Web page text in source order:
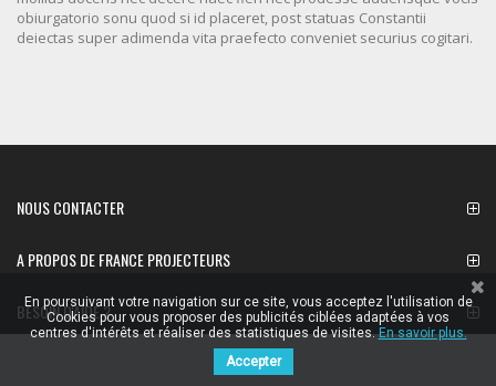
obiurgatorio sonu quod si id placeret, post statuas Constantii
deiectas super adimenda vita praefecto conveniet securius cogitari.
NOUS CONTACTER
A PROPOS DE FRANCE PROJECTEURS
BESOIN D'AIDE ?
En poursuivant votre navigation sur ce site, vous acceptez l'utilisation de
Cookies pour vous proposer des publicités ciblées adaptées à vos
centres d'intérêts et réaliser des statistiques de visites.En savoir plus.
Accepter